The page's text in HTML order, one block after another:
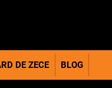
DE ZECE BLOG